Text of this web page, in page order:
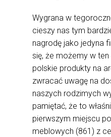
Wygrana w
cieszy nas tym
nagrodę jako jedyna
się, że możemy w
polskie produkty na
zwracać uwagę na
naszych rodzimych
pamiętać, że to
pierwszym miejscu
meblowych (861) z